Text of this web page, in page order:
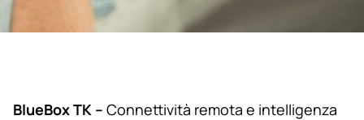
BlueBox TK – Connettività remota e intelligenza